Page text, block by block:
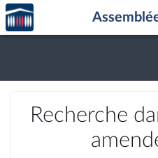
Aller au contenu
Aller en bas de la page
Accèder
à la
page
Recherche